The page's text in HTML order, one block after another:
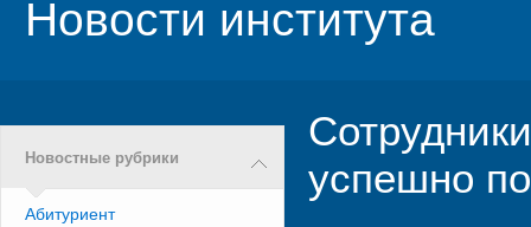
Новости института
Новостные рубрики
Абитуриент
успешно